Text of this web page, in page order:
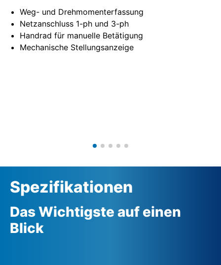
Weg- und Drehmomenterfassung
Netzanschluss 1-ph und 3-ph
Handrad für manuelle Betätigung
Mechanische Stellungsanzeige
Spezifikationen
Das Wichtigste auf einen
Blick